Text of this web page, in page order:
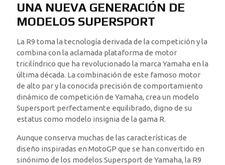
UNA NUEVA GENERACIÓN DE
MODELOS SUPERSPORT
La R9 toma la tecnología derivada de la competición y la
combina con la aclamada plataforma de motor
tricilíndrico que ha revolucionado la marca Yamaha en la
última década. La combinación de este famoso motor
de alto par y la conocida precisión de comportamiento
dinámico de competición de Yamaha, crea un modelo
Supersport perfectamente equilibrado, digno de su
estatus como modelo insignia de la gama R.
Aunque conserva muchas de las características de
diseño inspiradas en MotoGP que se han convertido en
sinónimo de los modelos Supersport de Yamaha, la R9